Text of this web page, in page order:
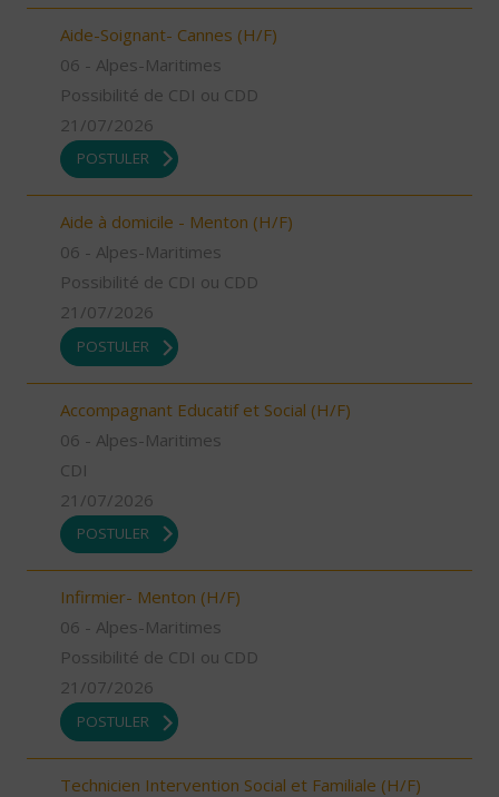
Aide-Soignant- Cannes (H/F)
06 - Alpes-Maritimes
Possibilité de CDI ou CDD
21/07/2026
POSTULER
Aide à domicile - Menton (H/F)
06 - Alpes-Maritimes
Possibilité de CDI ou CDD
21/07/2026
POSTULER
Accompagnant Educatif et Social (H/F)
06 - Alpes-Maritimes
CDI
21/07/2026
POSTULER
Infirmier- Menton (H/F)
06 - Alpes-Maritimes
Possibilité de CDI ou CDD
21/07/2026
POSTULER
Technicien Intervention Social et Familiale (H/F)